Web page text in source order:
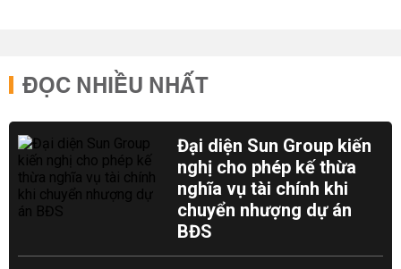
ĐỌC NHIỀU NHẤT
Đại diện Sun Group kiến
nghị cho phép kế thừa
nghĩa vụ tài chính khi
chuyển nhượng dự án
BĐS